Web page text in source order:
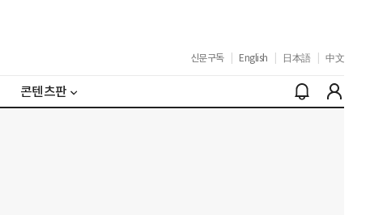
신문구독 English 日本語 中文
콘텐츠판